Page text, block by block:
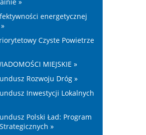
energetycznej
Czyste Powietrze
MIEJSKIE »
Rozwoju Dróg »
Inwestycji Lokalnych
Polski Ład: Program
»